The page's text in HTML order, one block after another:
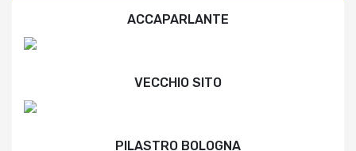
ACCAPARLANTE
VECCHIO SITO
PILASTRO BOLOGNA